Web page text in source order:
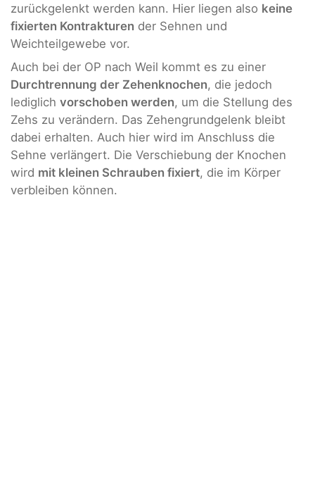
zurückgelenkt werden kann. Hier liegen also keine
fixierten Kontrakturen der Sehnen und
Weichteilgewebe vor.
Auch bei der OP nach Weil kommt es zu einer
Durchtrennung der Zehenknochen, die jedoch
lediglich vorschoben werden, um die Stellung des
Zehs zu verändern. Das Zehengrundgelenk bleibt
dabei erhalten. Auch hier wird im Anschluss die
Sehne verlängert. Die Verschiebung der Knochen
wird mit kleinen Schrauben fixiert, die im Körper
verbleiben können.